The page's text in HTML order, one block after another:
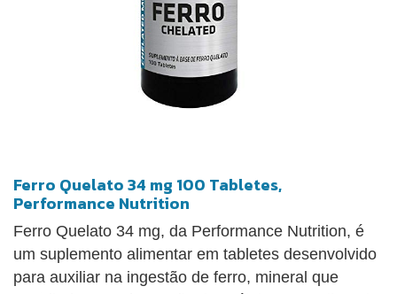
Ferro Quelato 34 mg 100 Tabletes,
Performance Nutrition
Ferro Quelato 34 mg, da Performance Nutrition, é
um suplemento alimentar em tabletes desenvolvido
para auxiliar na ingestão de ferro, mineral que